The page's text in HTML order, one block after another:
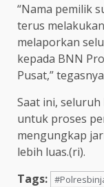
“Nama pemilik
terus
melaporkan
kepada BNN
Pusat,”
Saat ini,
untuk proses
mengungkap
lebih luas.(ri).
Tags: